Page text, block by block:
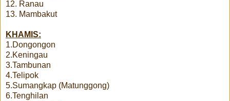
12. Ranau
13. Mambakut
KHAMIS:
1.Dongongon
2.Keningau
3.Tambunan
4.Telipok
5.Sumangkap (Matunggong)
6.Tenghilan